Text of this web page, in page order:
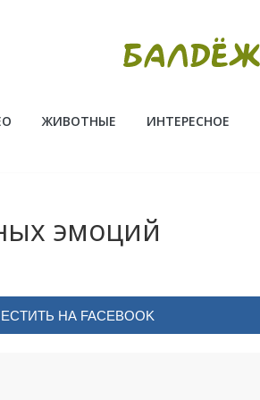
ЖИВОТНЫЕ ИНТЕРЕСНОЕ
эмоций
НА FACEBOOK